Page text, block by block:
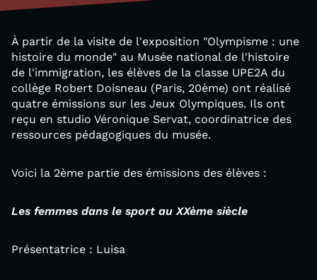
À partir de la visite de l'exposition "Olympisme : une
histoire du monde" au Musée national de l'histoire
de l'immigration, les élèves de la classe UPE2A du
collège Robert Doisneau (Paris, 20ème) ont réalisé
quatre émissions sur les Jeux Olympiques. Ils ont
reçu en studio Véronique Servat, coordinatrice des
ressources pédagogiques du musée.
Voici la 2ème partie des émissions des élèves :
Les femmes dans le sport au XXème siècle
Présentatrice : Luisa